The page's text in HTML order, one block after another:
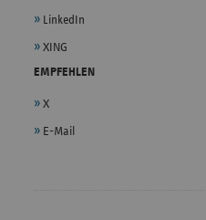
LinkedIn
XING
EMPFEHLEN
X
E-Mail